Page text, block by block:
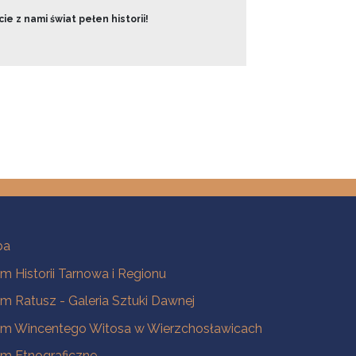
z nami świat pełen historii!
Historii Tarnowa i Regionu
Ratusz - Galeria Sztuki Dawnej
Wincentego Witosa w Wierzchosławicach